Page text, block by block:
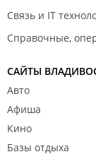
Связь и IT
Справочные,
САЙТЫ
Авто
Афиша
Кино
Базы отдыха